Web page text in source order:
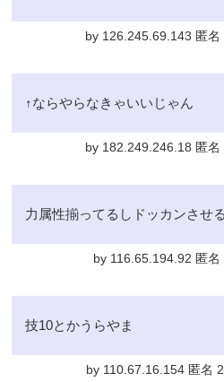
by 126.245.69.143 匿名
↑ならやらなきゃいいじゃん
by 182.249.246.18 匿名
力属性揃ってるしドッカンさせ
by 116.65.194.92 匿名
技10とかうらやま
by 110.67.16.154 匿名